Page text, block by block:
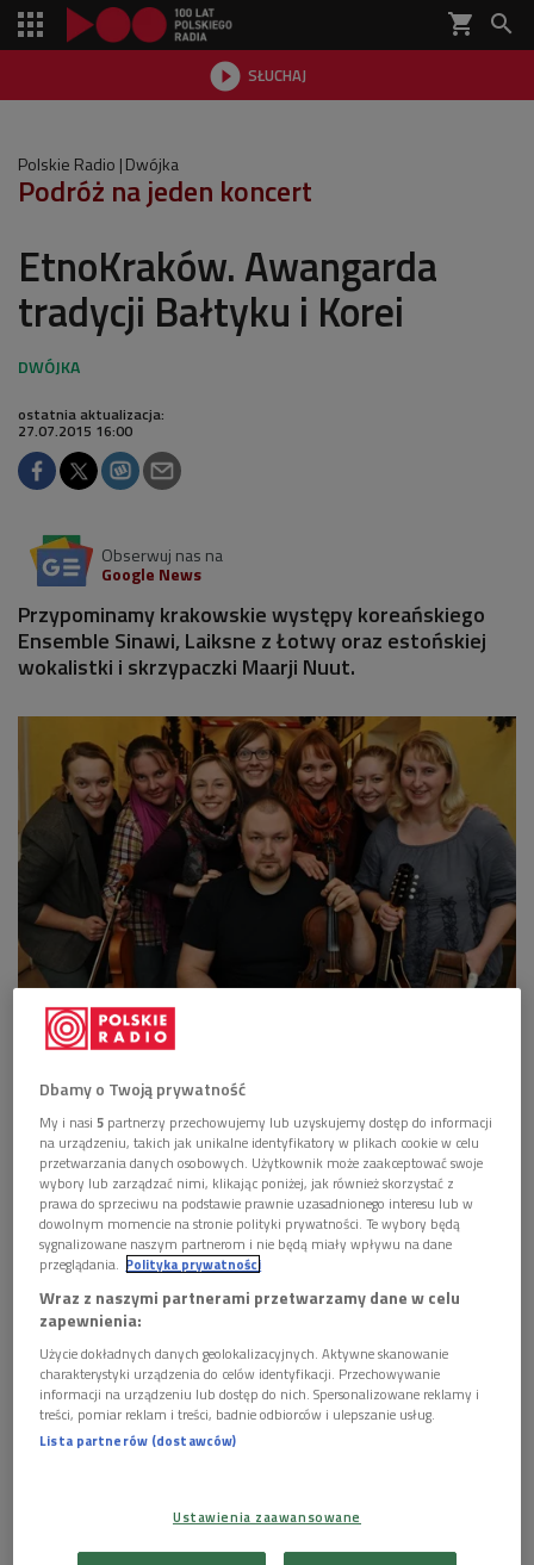
shopping_cart 
 SŁUCHAJ

Polskie Radio Dwójka
Podróż na jeden koncert
EtnoKraków. Awangarda
tradycji Bałtyku i Korei
ostatnia aktualizacja:
27.07.2015 16:00
Obserwuj nas na
Google News
Przypominamy krakowskie występy koreańskiego
Ensemble Sinawi, Laiksne z Łotwy oraz estońskiej
wokalistki i skrzypaczki Maarji Nuut.
Estoński zespół Laiksne działa już od ponad dwóch dekad
"Sinawi"w koreańskiej muzyce ludowej czy folkowej oznacza
improwizację. Pomysł na stworzenie grupy zrodził się
podczas spotkań i studiów nad prawdziwą naturą tradycyjnej
muzyki koreańskiej. Na spotkania te składały się między
innymi warsztaty oparte o tematykę rytmów, solowej
muzyki instrumentalnej, pieśni szamańskich, istoty pansori
(gatunku nazywanego koreańską operą) oraz wielu innych
aspektów tradycyjnej muzyki. Poszukiwano odpowiedzi na
pytanie o przyszłość koreańskiej muzyki, także tej
improwizowanej, znajdującej swe źródło i oparcie w tradycji. Z
takich doświadczeń, łączących wiedzę i pasję, intelekt i
emocje zrodziła się fascynująca twórczość zespołu.
Dbamy o Twoją prywatność
My i nasi5 partnerzy przechowujemy lub uzyskujemy dostęp do informacji
na urządzeniu, takich jak unikalne identyfikatory w plikach cookie w celu
przetwarzania danych osobowych. Użytkownik może zaakceptować swoje
wybory lub zarządzać nimi, klikając poniżej, jak również skorzystać z
prawa do sprzeciwu na podstawie prawnie uzasadnionego interesu lub w
dowolnym momencie na stronie polityki prywatności. Te wybory będą
sygnalizowane naszym partnerom i nie będą miały wpływu na dane
przeglądania. Polityka prywatności
Wraz z naszymi partnerami przetwarzamy dane w celu
zapewnienia:
Użycie dokładnych danych geolokalizacyjnych. Aktywne skanowanie
charakterystyki urządzenia do celów identyfikacji. Przechowywanie
informacji na urządzeniu lub dostęp do nich. Spersonalizowane reklamy i
treści, pomiar reklam i treści, badnie odbiorców i ulepszanie usług.
Lista partnerów (dostawców)
Ustawienia zaawansowane